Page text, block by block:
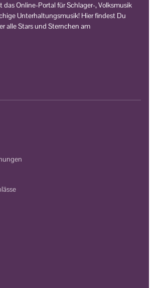
das Online-Portal für Schlager-, Volksmusik
Unterhaltungsmusik! Hier findest Du
alle Stars und Sternchen am